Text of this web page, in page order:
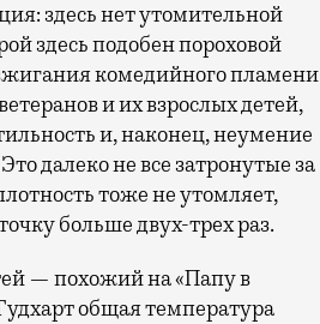
здесь нет утомительной
здесь подобен пороховой
комедийного пламени
и их взрослых детей,
и, наконец, неумение
далеко не все затронутые за
тоже не утомляет,
больше двух-трех раз.
— похожий на «Папу в
общая температура